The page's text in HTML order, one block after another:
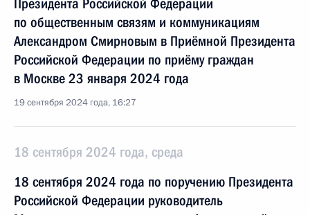
Президента Российской Федерации
по общественным связям и коммуникациям
Александром Смирновым в Приёмной Президента
Российской Федерации по приёму граждан
в Москве 23 января 2024 года
19 сентября 2024 года, 16:27
18 сентября 2024 года, среда
18 сентября 2024 года по поручению Президента
Российской Федерации руководитель